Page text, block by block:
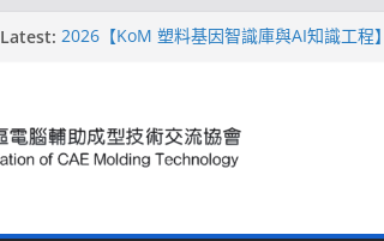
Latest: 2026【KoM 塑料基因智識庫與AI知識工程
場
ACMT打造「Smart Molding 模塑智造平台